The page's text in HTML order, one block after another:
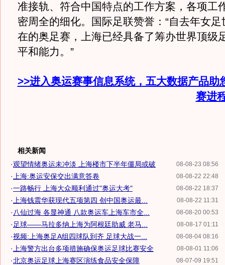
准接轨、符合中国特点的工作方案，各项工
密周全的细化。国际足联赞誉：“自去年女
在的奥足赛，上海已经具备了筹办世界顶级
平和能力。”
>>进入奥运赛事信息系统，五大数据产品助
赛进
相关新闻
08-08-23 08:56
·观望情绪奥运未冲淡 上海楼市下半年僵局或破
08-08-22 22:48
· 上海:奥运安保交出满意答卷
08-08-22 18:37
·一路畅行 上海大众顺利通过"奥运大考"
08-08-22 11:31
· 上海钱震华获现代五项第四 创中国奥运最...
08-08-20 00:53
· 八仙过海 各显神通 八款奥运车上海车市全...
08-08-17 01:11
· 足球——马拉多纳上海为阿根廷助威 老马...
08-08-04 08:16
·视频:上海奥足A组四球队到齐 足球大战一...
08-08-01 11:06
· 上海警方出台多项措施确保奥运足球比赛安全
08-07-09 19:51
·北京奥运足球上海赛区演练食品安全保障